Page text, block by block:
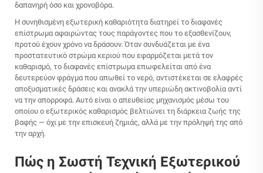
δαπανηρή όσο και χρονοβόρα.
Η συνηθισμένη εξωτερική καθαριότητα διατηρεί το διαφανές
επίστρωμα αφαιρώντας τους παράγοντες που το εξασθενίζουν,
προτού έχουν χρόνο να δράσουν. Όταν συνδυάζεται με ένα
προστατευτικό στρώμα κεριού που εφαρμόζεται μετά τον
καθαρισμό, το διαφανές επίστρωμα επωφελείται από ένα
δευτερεύον φράγμα που απωθεί το νερό, αντιστέκεται σε ελαφρές
αποξυσματικές δράσεις και ανακλά την υπεριώδη ακτινοβολία αντί
να την απορροφά. Αυτό είναι ο απευθείας μηχανισμός μέσω του
οποίου ο εξωτερικός καθαρισμός βελτιώνει τη διάρκεια ζωής της
βαφής — όχι με την επισκευή ζημιάς, αλλά με την πρόληψή της από
την αρχή.
Πώς η Σωστή Τεχνική Εξωτερικού